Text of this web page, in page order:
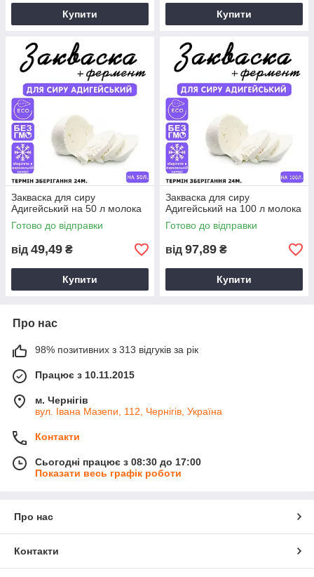
Купити Купити
Закваска для сиру
Адигейський на 50 л молока
Готово до відправки
від 49,49 ₴
Купити
Закваска для сиру
Адигейський на 100 л молока
Готово до відправки
від 97,89 ₴
Купити
Про нас
98% позитивних з 313 відгуків за рік
Працює з 10.11.2015
м. Чернігів
вул. Івана Мазепи, 112, Чернігів, Україна
Контакти
Сьогодні працює з 08:30 до 17:00
Показати весь графік роботи
Про нас
Контакти